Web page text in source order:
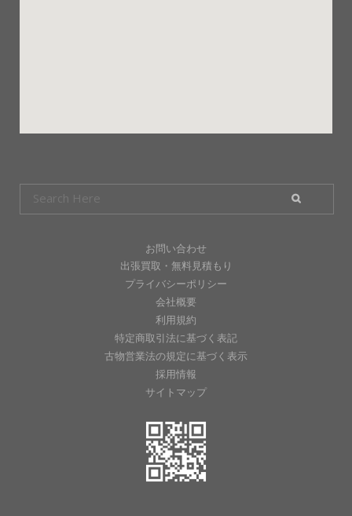
お問い合わせ
出張買取・無料見積もり
プライバシーポリシー
会社概要
利用規約
特定商取引法に基づく表記
古物営業法の規定に基づく表示
採用情報
サイトマップ